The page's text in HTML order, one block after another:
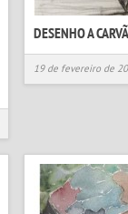
DESENHO A
19 de fevereiro de